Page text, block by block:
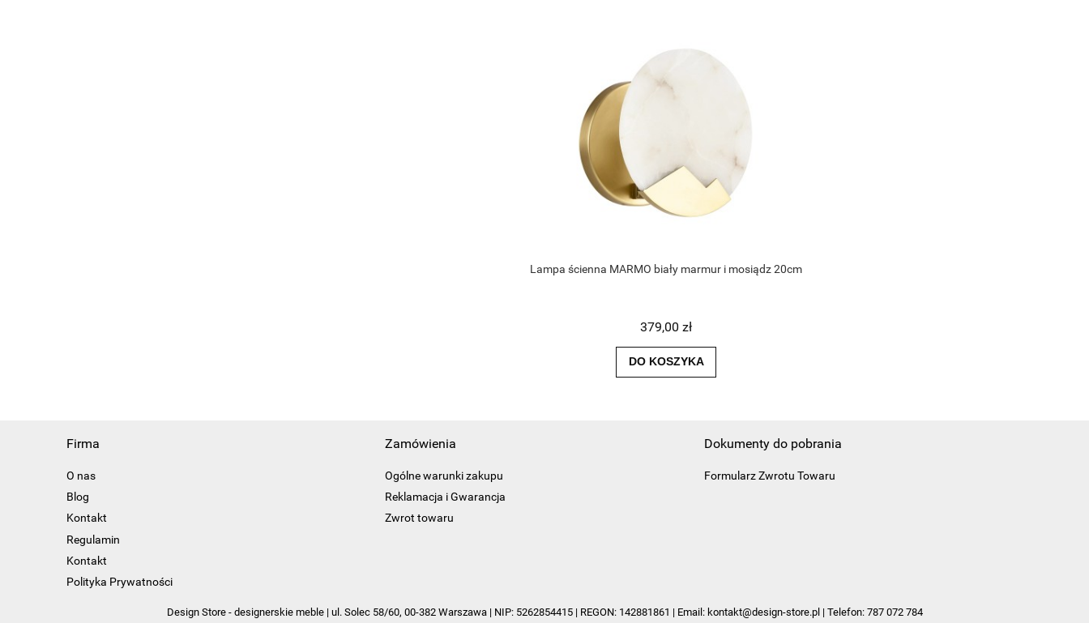
Lampa ścienna MARMO biały marmur i mosiądz 20cm
379,00 zł
DO KOSZYKA
Firma
O nas
Blog
Kontakt
Regulamin
Kontakt
Polityka Prywatności
Zamówienia
Ogólne warunki zakupu
Reklamacja i Gwarancja
Zwrot towaru
Dokumenty do pobrania
Formularz Zwrotu Towaru
Design Store - designerskie meble | ul. Solec 58/60, 00-382 Warszawa | NIP: 5262854415 | REGON: 142881861 | Email: kontakt@design-store.pl | Telefon: 787 072 784